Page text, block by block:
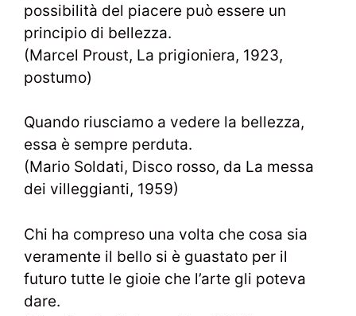
possibilità del piacere può essere un
principio di bellezza.
(Marcel Proust, La prigioniera, 1923,
postumo)
Quando riusciamo a vedere la bellezza,
essa è sempre perduta.
(Mario Soldati, Disco rosso, da La messa
dei villeggianti, 1959)
Chi ha compreso una volta che cosa sia
veramente il bello si è guastato per il
futuro tutte le gioie che l’arte gli poteva
dare.